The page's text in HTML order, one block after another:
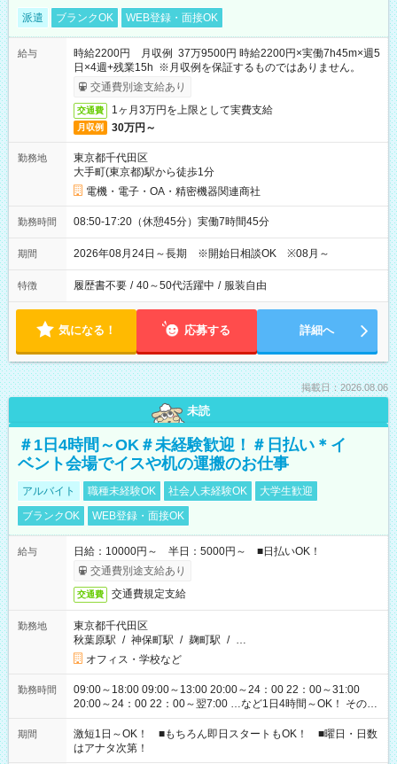
派遣 ブランクOK WEB登録・面接OK
給与
時給2200円 月収例 37万9500円 時給2200円×実働7h45m×週5
日×4週+残業15h ※月収例を保証するものではありません。
交通費別途支給あり
交通費 1ヶ月3万円を上限として実費支給
月収例 30万円～
勤務地
東京都千代田区
大手町(東京都)駅から徒歩1分
電機・電子・OA・精密機器関連商社
勤務時間 08:50-17:20（休憩45分）実働7時間45分
期間 2026年08月24日～長期 ※開始日相談OK ※08月～
特徴 履歴書不要 / 40～50代活躍中 / 服装自由
気になる！ 応募する 詳細へ
掲載日：2026.08.06
未読
＃1日4時間～OK＃未経験歓迎！＃日払い＊イ
ベント会場でイスや机の運搬のお仕事
アルバイト 職種未経験OK 社会人未経験OK
大学生歓迎
ブランクOK
WEB登録・面接OK
給与
日給：10000円～ 半日：5000円～ ■日払いOK！
交通費別途支給あり
交通費 交通費規定支給
勤務地
東京都千代田区
秋葉原駅 / 神保町駅 / 麹町駅 / …
オフィス・学校など
勤務時間
09:00～18:00 09:00～13:00 20:00～24：00 22：00～31:00
20:00～24：00 22：00～翌7:00 …など1日4時間～OK！ その他
シフトもございます！ お気軽にご相談ください！
期間
激短1日～OK！ ■もちろん即日スタートもOK！ ■曜日・日数
はアナタ次第！